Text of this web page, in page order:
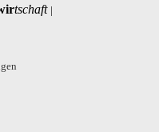
tschaft